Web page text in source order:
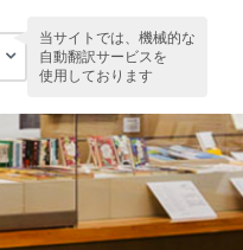
当サイトでは、機械的な
自動翻訳サービスを
使用しております